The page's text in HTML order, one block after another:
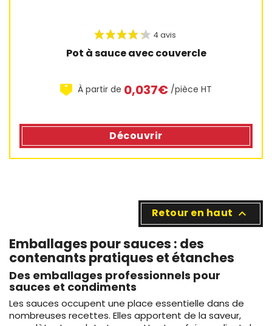
Pot à sauce avec couvercle
À partir de 0,037€ /pièce HT
Découvrir
Retour en haut 
Emballages pour sauces : des
contenants pratiques et étanches
Des emballages professionnels pour
sauces et condiments
Les sauces occupent une place essentielle dans de
nombreuses recettes. Elles apportent de la saveur,